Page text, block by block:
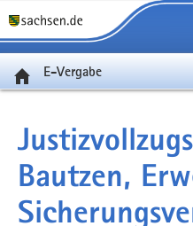
E-Vergabe
Bautzen,